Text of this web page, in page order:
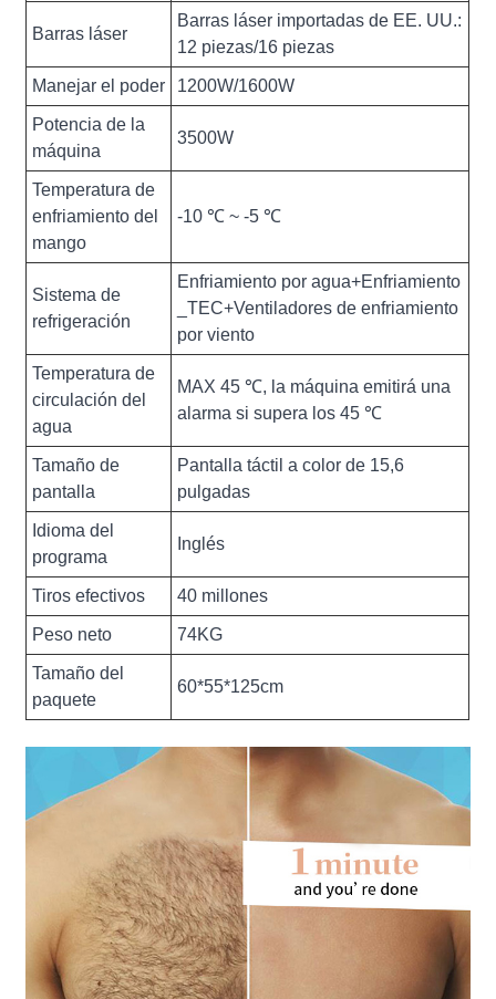
Barras láser
Barras láser importadas de EE. UU.:
12 piezas/16 piezas
Manejar el poder 1200W/1600W
Potencia de la
máquina
3500W
Temperatura de
enfriamiento del
mango
-10 ℃ ~ -5 ℃
Sistema de
refrigeración
Enfriamiento por agua+Enfriamiento
_TEC+Ventiladores de enfriamiento
por viento
Temperatura de
circulación del
agua
MAX 45 ℃, la máquina emitirá una
alarma si supera los 45 ℃
Tamaño de
pantalla
Pantalla táctil a color de 15,6
pulgadas
Idioma del
programa
Inglés
Tiros efectivos 40 millones
Peso neto 74KG
Tamaño del
paquete
60*55*125cm